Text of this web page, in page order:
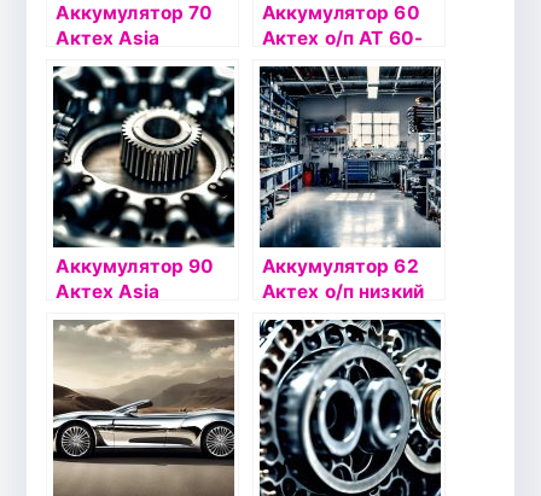
Аккумулятор 70
Актех Asia
Стандарт п/п
ATSTA 70-3-L
Аккумулятор 60
Актех о/п AT 60-
3-R
Аккумулятор 90
Актех Asia
Стандарт п/п
ATSTA 90-3-L
Аккумулятор 62
Актех о/п низкий
AT 62-3-R